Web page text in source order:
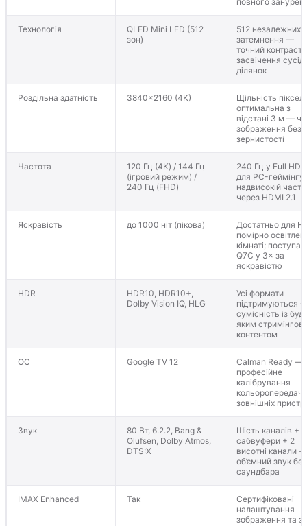
Технологія
QLED Mini LED (512
зон)
512 незалежних
затемнення —
точний контраст
засвічення
ділянок
Роздільна здатність 3840×2160 (4K)
Щільність
оптимальна з
відстані 3 м —
зображення без
зернистості
Частота
120 Гц (4K) / 144 Гц
(ігровий режим) /
240 Гц (FHD)
240 Гц у Full HD
для PC-геймінгу
надвисокій
через HDMI 2.1
Яскравість до 1000 ніт (пікова)
Достатньо для
помірно
кімнаті;
Q7C у 3× за
яскравістю
HDR
HDR10, HDR10+,
Dolby Vision IQ, HLG
Усі формати
підтримуються
сумісність із
яким
контентом
ОС Google TV 12
Calman Ready —
професійне
калібрування
кольоропередачі
зовнішніх
Звук
80 Вт, 6.2.2, Bang &
Olufsen, Dolby Atmos,
DTS:X
Шість каналів + 2
сабвуфери + 2
висотні канали —
об’ємний звук без
саундбара
IMAX Enhanced Так
Сертифіковані
налаштування
зображення та